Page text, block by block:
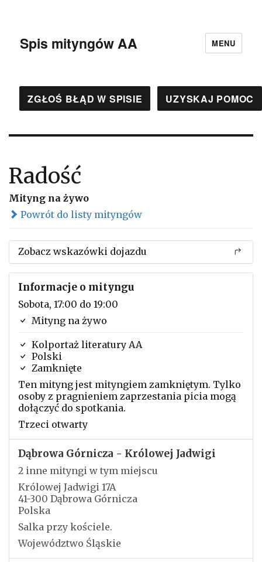
Spis mityngów AA MENU
ZGŁOŚ BŁĄD W SPISIE UZYSKAJ POMOC
Radość
Mityng na żywo
Powrót do listy mityngów
Zobacz wskazówki dojazdu
Informacje o mityngu
Sobota, 17:00 do 19:00
Mityng na żywo
Kolportaż literatury AA
Polski
Zamknięte
Ten mityng jest mityngiem zamkniętym. Tylko
osoby z pragnieniem zaprzestania picia mogą
dołączyć do spotkania.
Trzeci otwarty
Dąbrowa Górnicza - Królowej Jadwigi
2 inne mityngi w tym miejscu
Królowej Jadwigi 17A
41-300 Dąbrowa Górnicza
Polska
Salka przy kościele.
Województwo Śląskie